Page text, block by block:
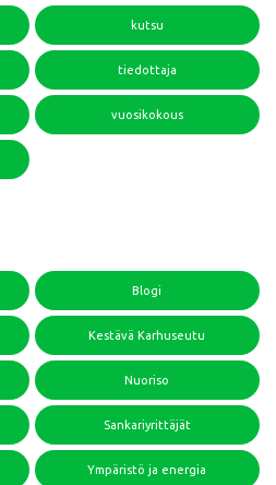
kutsu
tiedottaja
vuosikokous
Blogi
Kestävä Karhuseutu
Nuoriso
Sankariyrittäjät
Ympäristö ja energia